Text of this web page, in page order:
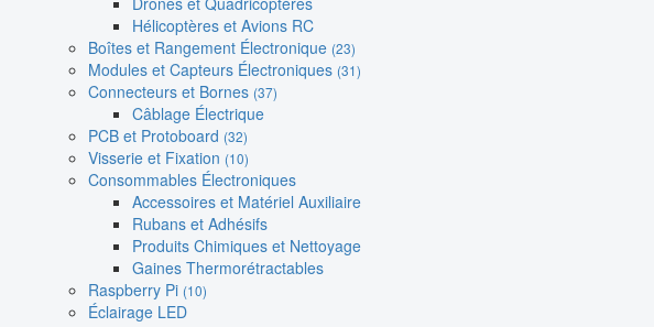
Hélicoptères et Avions RC
Boîtes et Rangement Électronique (23)
Modules et Capteurs Électroniques (31)
Connecteurs et Bornes (37)
Câblage Électrique
PCB et Protoboard (32)
Visserie et Fixation (10)
Consommables Électroniques
Accessoires et Matériel Auxiliaire
Rubans et Adhésifs
Produits Chimiques et Nettoyage
Gaines Thermorétractables
Raspberry Pi (10)
Éclairage LED